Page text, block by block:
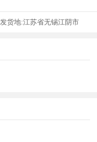
发货地:江苏省无锡江阴市